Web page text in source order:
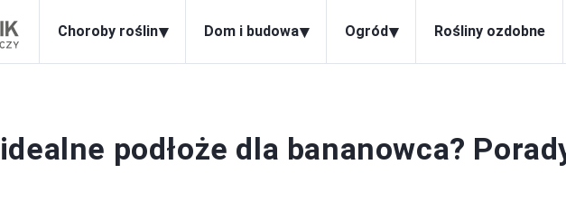
Choroby roślin▾ Dom i budowa▾ Ogród▾ Rośliny ozdobne
podłoże dla bananowca?